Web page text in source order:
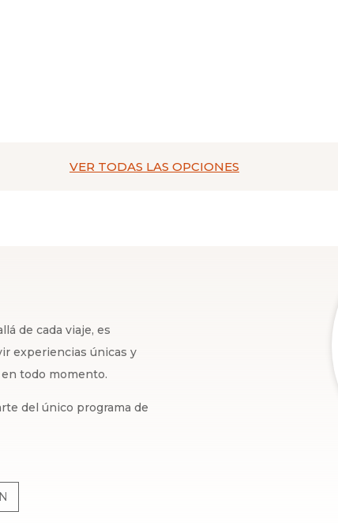
VER TODAS LAS OPCIONES
de cada viaje, es
experiencias únicas y
todo momento.
del único programa de